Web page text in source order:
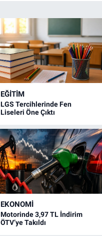
EĞİTİM
LGS Tercihlerinde Fen
Liseleri Öne Çıktı
EKONOMİ
Motorinde 3,97 TL İndirim
ÖTV’ye Takıldı